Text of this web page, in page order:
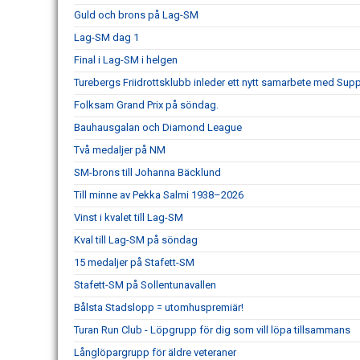
Guld och brons på Lag-SM
Lag-SM dag 1
Final i Lag-SM i helgen
Turebergs Friidrottsklubb inleder ett nytt samarbete med
Folksam Grand Prix på söndag.
Bauhausgalan och Diamond League
Två medaljer på NM
SM-brons till Johanna Bäcklund
Till minne av Pekka Salmi 1938–2026
Vinst i kvalet till Lag-SM
Kval till Lag-SM på söndag
15 medaljer på Stafett-SM
Stafett-SM på Sollentunavallen
Bålsta Stadslopp = utomhuspremiär!
Turan Run Club - Löpgrupp för dig som vill löpa tillsammans
Långlöpargrupp för äldre veteraner